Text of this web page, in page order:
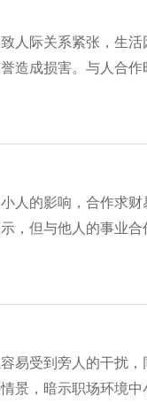
人际关系紧张，生
造成损害。与人合
人的影响，合作求
，但与他人的事业
易受到旁人的干扰
景，暗示职场环境中